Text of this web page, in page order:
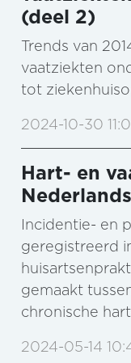
(deel 2)
Trends van
vaatziekten
tot
2024-10-30
Hart- en
Incidentie- en
geregistreerd
gemaakt
chronische
2024-05-14